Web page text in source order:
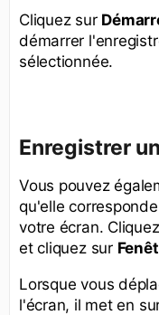
Cliquez sur
démarrer
sélectionnée.
Enregistrer
Vous pouvez
qu'elle
votre écran.
et cliquez sur
Lorsque vous
l'écran, il met en